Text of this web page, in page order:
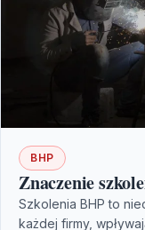
BHP
Znaczenie
Szkolenia BHP to
każdej firmy,